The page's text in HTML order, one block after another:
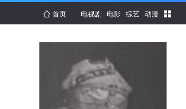
首页 电视剧 电影 综艺 动漫